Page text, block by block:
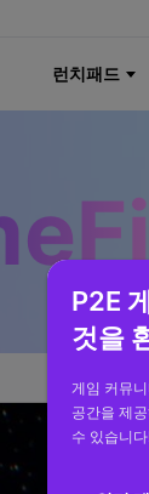
런치패드
P2E
것을
게임 커뮤
공간을 제
수 있습니